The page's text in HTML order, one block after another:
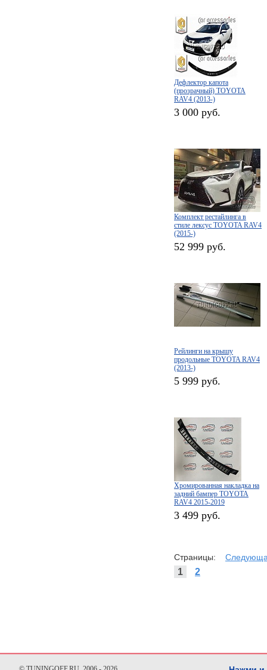
Дефлектор капота
(прозрачный) TOYOTA
RAV4 (2013-)
3 000 руб.
Комплект рестайлинга в
стиле лексус TOYOTA RAV4
(2015-)
52 999 руб.
Рейлинги на крышу
продольные TOYOTA RAV4
(2013-)
5 999 руб.
Хромированная накладка на
задний бампер TOYOTA
RAV4 2015-2019
3 499 руб.
Страницы:
1 2